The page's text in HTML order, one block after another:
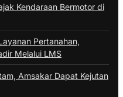
Kendaraan Bermotor di
Pertanahan,
Melalui LMS
Amsakar Dapat Kejutan